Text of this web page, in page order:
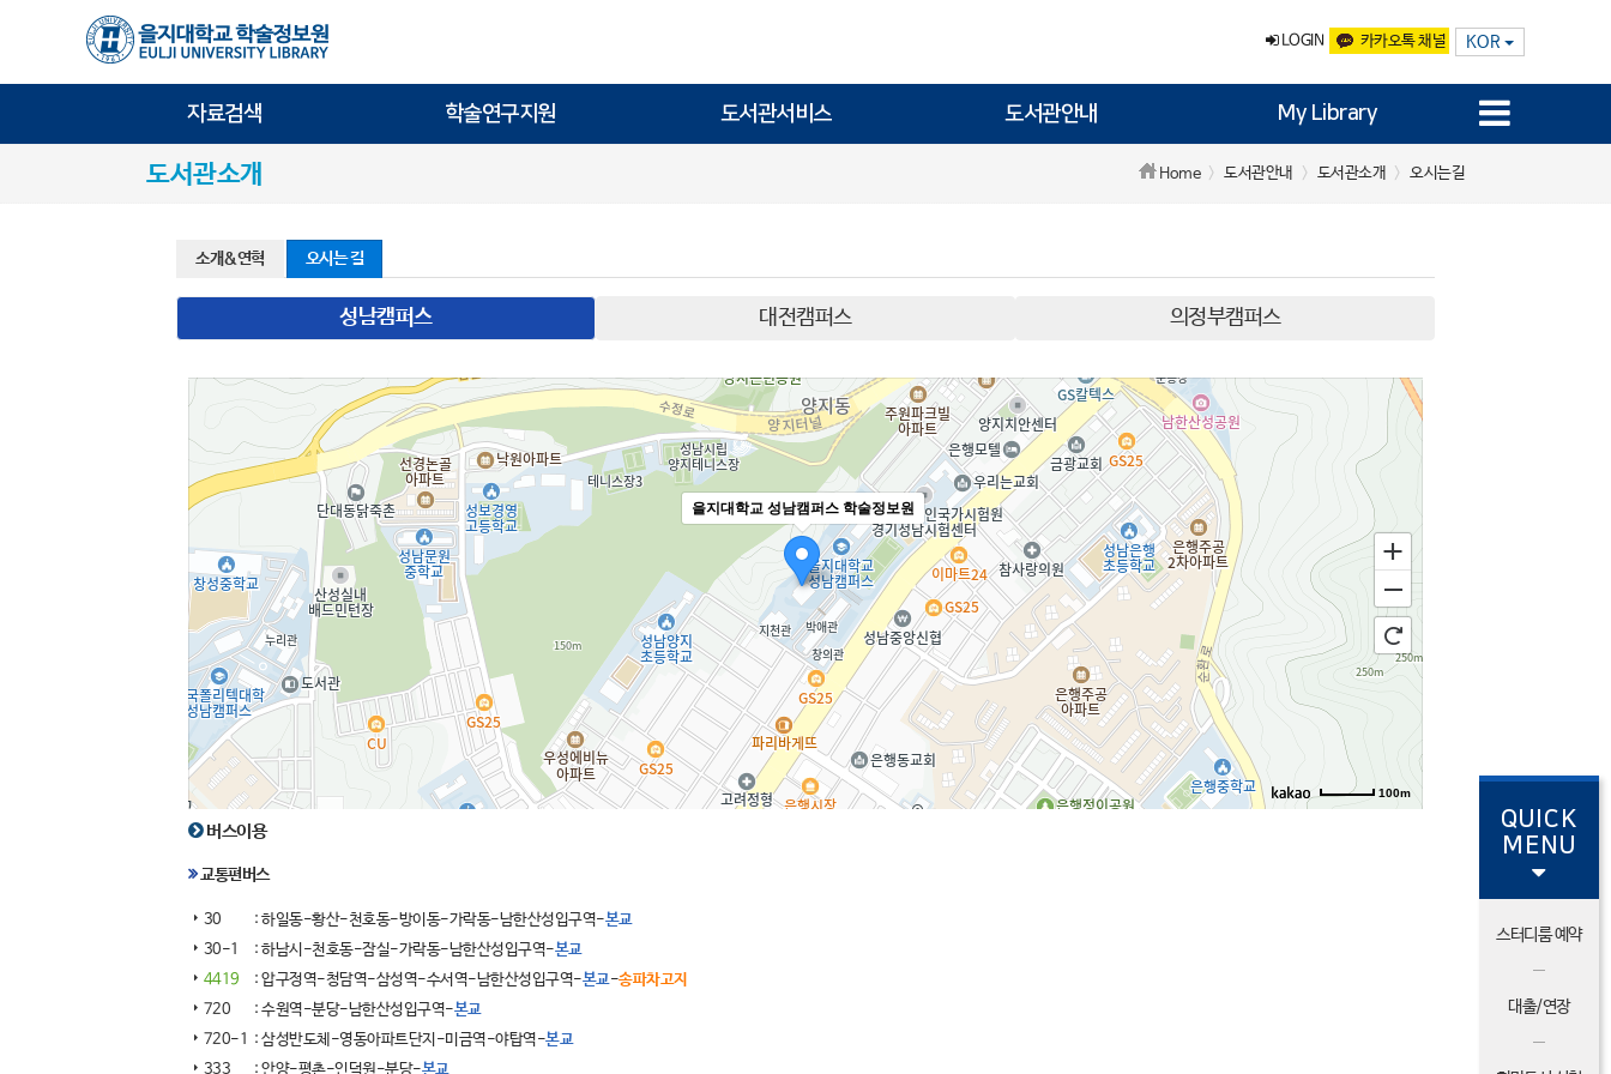
LOGIN 카카오톡 채널 KOR
자료검색 학술연구지원 도서관서비스 도서관안내 My Library
도서관소개 Home 도서관안내 도서관소개 오시는길
소개&연혁 오시는 길
성남캠퍼스 대전캠퍼스 의정부캠퍼스
을지대학교 성남캠퍼스 학술정보원
100m
버스이용
교통편버스
30 : 하일동-황산-천호동-방이동-가락동-남한산성입구역-본교
30-1
: 하남시-천호동-잠실-가락동-남한산성입구역-본교
4419
: 압구정역-청담역-삼성역-수서역-남한산성입구역-본교-송파차고지
720
: 수원역-분당-남한산성입구역-본교
720-1 : 삼성반도체-영동아파트단지-미금역-야탑역-본교
333
: 안양-평촌-인덕원-분당-본교
QUICK
MENU
스터디룸 예약
대출/연장